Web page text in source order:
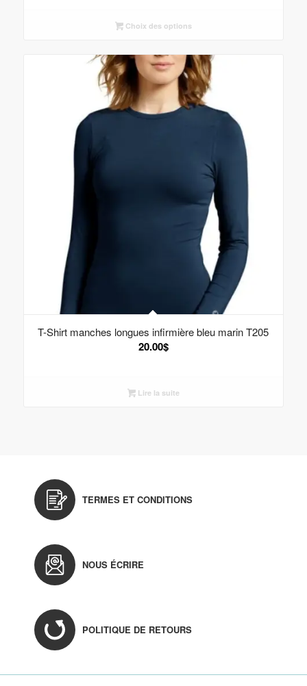
Choix des options
T-Shirt manches longues infirmière bleu marin T205
20.00$
Lire la suite
TERMES ET CONDITIONS
NOUS ÉCRIRE
POLITIQUE DE RETOURS